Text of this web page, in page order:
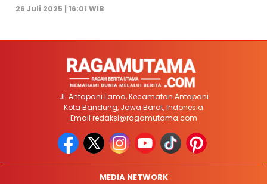
26 Juli 2025 | 16:01 WIB
Jl. Antapani Lama, Kecamatan Antapani
Kota Bandung, Jawa Barat, Indonesia
Email redaksi@ragamutama.com
MEDIA NETWORK